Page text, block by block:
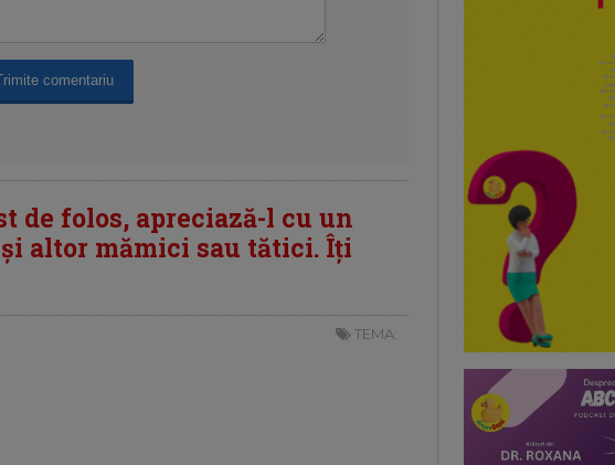
de folos, apreciază-l cu un
altor mămici sau tătici. Îți
TEMA: